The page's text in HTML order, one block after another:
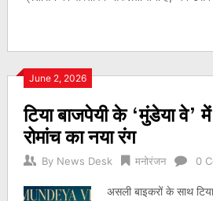
June 2, 2026
टिया बाजपेयी के ‘मुंडेया वे’
रोमांच का नया रंग
By News Desk मनोरंजन 0
असली बाइकरों के साथ